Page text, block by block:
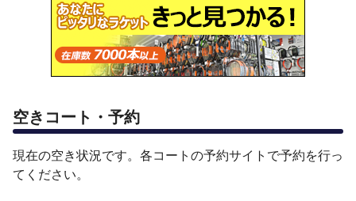
空きコート・予約
現在の空き状況です。各コートの予約サイトで予約を行っ
てください。